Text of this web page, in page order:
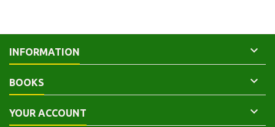
INFORMATION 
BOOKS 
YOUR ACCOUNT 